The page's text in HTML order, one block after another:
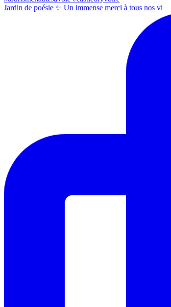
Jardin de poésie ✨ Un immense merci à tous nos vi